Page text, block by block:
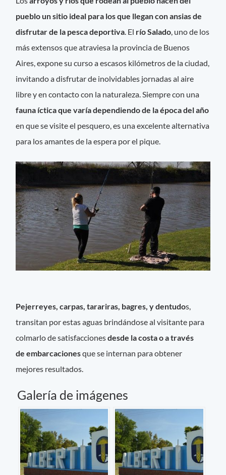
pueblo un sitio ideal para los que llegan con ansias de
disfrutar de la pesca deportiva. El río Salado, uno de los
más extensos que atraviesa la provincia de Buenos
Aires, expone su curso a escasos kilómetros de la ciudad,
invitando a disfrutar de inolvidables jornadas al aire
libre y en contacto con la naturaleza. Siempre con una
fauna íctica que varía dependiendo de la época del año
en que se visite el pesquero, es una excelente alternativa
para los amantes de la espera por el pique.
Pejerreyes, carpas, tarariras, bagres, y dentudos,
transitan por estas aguas brindándose al visitante para
colmarlo de satisfaccionesdesde la costa o a través
de embarcacionesque se internan para obtener
mejores resultados.
Galería de imágenes